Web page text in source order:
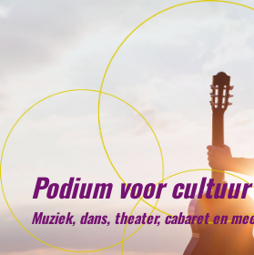
Podium voor cultuur
Muziek, dans, theater, cabaret en